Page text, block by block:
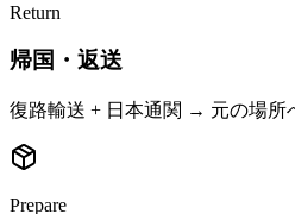
Return
帰国・返送
復路輸送 + 日本通関 → 元の場所
Prepare